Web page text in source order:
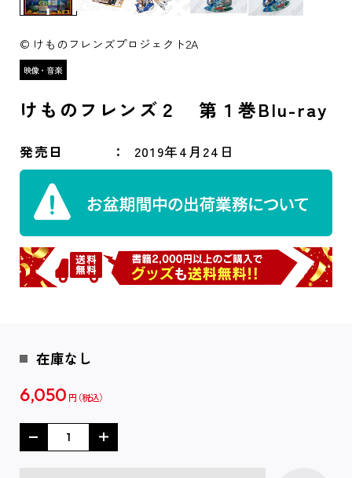
© けものフレンズプロジェクト2A
けものフレンズ２ 第１巻Blu-ray
発売日 2019年4月24日
在庫なし
6,050 円